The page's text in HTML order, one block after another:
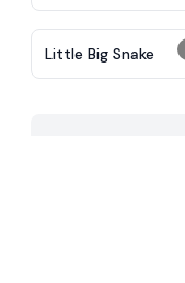
Little Big Snake